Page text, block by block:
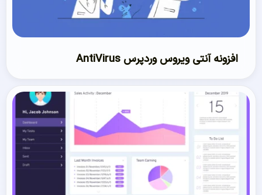
افزونه آنتی ویروس وردپرس AntiVirus